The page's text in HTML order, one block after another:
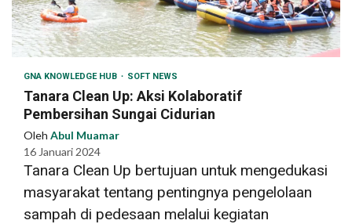
GNA KNOWLEDGE HUB SOFT NEWS
Tanara Clean Up: Aksi Kolaboratif
Pembersihan Sungai Cidurian
Oleh Abul Muamar
16 Januari 2024
Tanara Clean Up bertujuan untuk mengedukasi
masyarakat tentang pentingnya pengelolaan
sampah di pedesaan melalui kegiatan